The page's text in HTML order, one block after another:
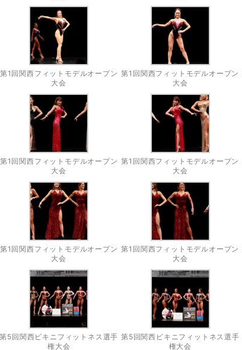
第1回関西フィットモデルオープン
大会
第1回関西フィットモデルオープン
大会
第1回関西フィットモデルオープン
大会
第1回関西フィットモデルオープン
大会
第1回関西フィットモデルオープン
大会
第1回関西フィットモデルオープン
大会
第5回関西ビキニフィットネス選手
権大会
第5回関西ビキニフィットネス選手
権大会